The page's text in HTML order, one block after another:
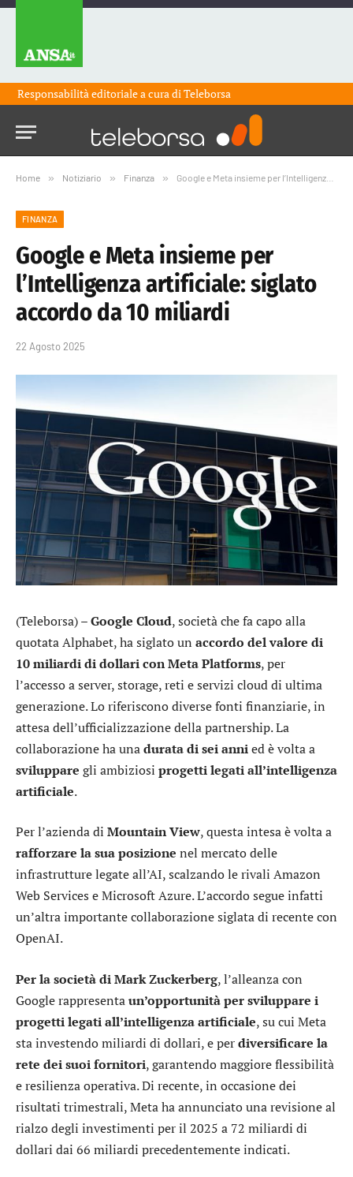
Responsabilità editoriale a cura diTeleborsa
Home » Notiziario » Finanza » Google e Meta insieme per l’Intelligenza artificiale: siglato accordo da 10 miliardi
FINANZA
Google e Meta insieme per
l’Intelligenza artificiale: siglato
accordo da 10 miliardi
22 Agosto 2025
(Teleborsa) –Google Cloud, società che fa capo alla
quotataAlphabet, ha siglato un accordo del valore di
10 miliardi di dollari conMeta Platforms, per
l’accesso a server, storage, reti e servizi cloud di ultima
generazione. Lo riferiscono diverse fonti finanziarie, in
attesa dell’ufficializzazione della partnership. La
collaborazione ha unadurata di sei annied è volta a
sviluppare gli ambiziosi progetti legati all’intelligenza
artificiale.
Per l’azienda di Mountain View, questa intesa è volta a
rafforzare la sua posizione nel mercato delle
infrastrutture legate all’AI, scalzando le rivali Amazon
Web Services eMicrosoftAzure. L’accordo segue infatti
un’altra importante collaborazione siglata di recente con
OpenAI.
Per la società di Mark Zuckerberg, l’alleanza con
Google rappresentaun’opportunità per sviluppare i
progetti legati all’intelligenza artificiale, su cui Meta
sta investendo miliardi di dollari, e perdiversificare la
rete dei suoi fornitori, garantendo maggiore flessibilità
e resilienza operativa. Di recente, in occasione dei
risultati trimestrali, Meta ha annunciato una revisione al
rialzo degli investimenti per il 2025 a 72 miliardi di
dollari dai 66 miliardi precedentemente indicati.